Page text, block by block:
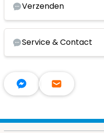
Verzenden
Service & Contact